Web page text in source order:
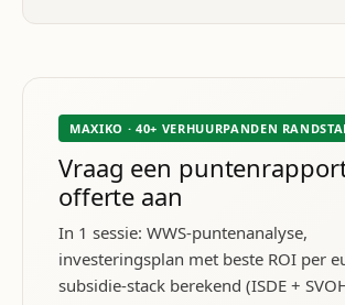
MAXIKO · 40+ VERHUURPANDEN
Vraag een
offerte aan
In 1 sessie: WWS-puntenanalyse,
investeringsplan met beste ROI per
subsidie-stack berekend (ISDE +